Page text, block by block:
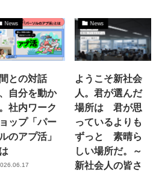
News
との対話
自分を動か
社内ワーク
ップ「パー
のアプ活」
News
ようこそ新社会
人。君が選んだ
場所は 君が思
っているよりも
ずっと 素晴ら
しい場所だ。～
新社会人の皆さ